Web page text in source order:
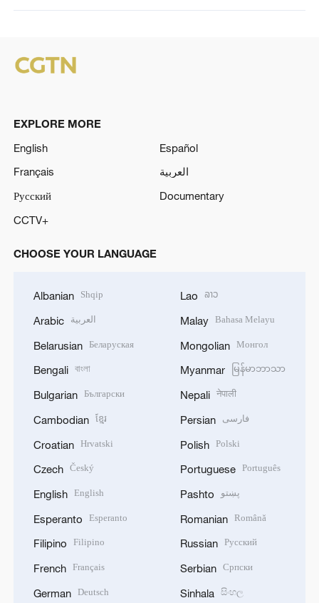
EXPLORE MORE
English
Español
Français
العربية
Русский
Documentary
CCTV+
CHOOSE YOUR LANGUAGE
Albanian Shqip
Arabic العربية
Belarusian Беларуская
Bengali বাংলা
Bulgarian Български
Cambodian ខ្មែរ
Croatian Hrvatski
Czech Český
English English
Esperanto Esperanto
Filipino Filipino
French Français
German Deutsch
Lao ລາວ
Malay Bahasa Melayu
Mongolian Монгол
Myanmar မြန်မာဘာသာ
Nepali नेपाली
Persian فارسی
Polish Polski
Portuguese Português
Pashto پښتو
Romanian Română
Russian Русский
Serbian Српски
Sinhala සිංහල